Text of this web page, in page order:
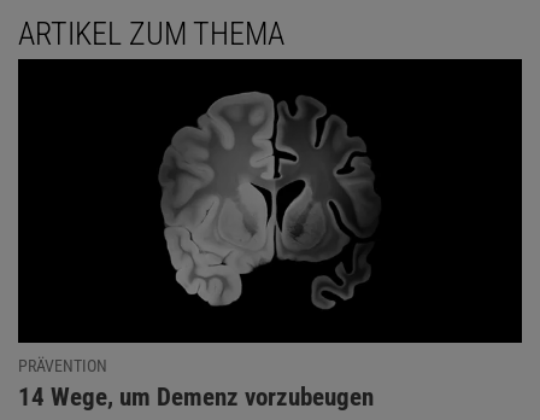
ARTIKEL ZUM THEMA
PRÄVENTION
:
14 Wege, um Demenz vorzubeugen